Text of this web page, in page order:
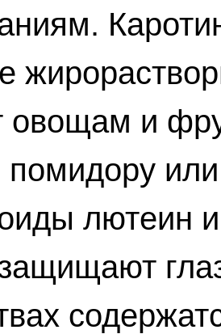
овощам и
помидору
лютеин